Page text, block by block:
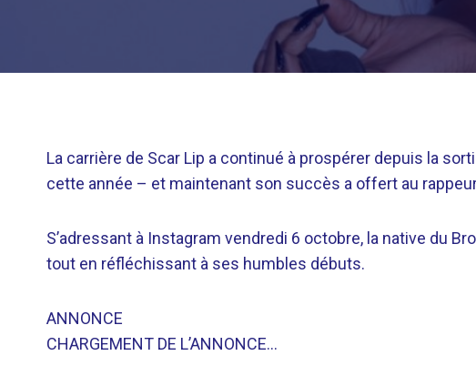
La carrière de Scar Lip a continué à prospérer depuis la
cette année – et maintenant son succès a offert au
S’adressant à Instagram vendredi 6 octobre, la native du
tout en réfléchissant à ses humbles débuts.
ANNONCE
CHARGEMENT DE L’ANNONCE…